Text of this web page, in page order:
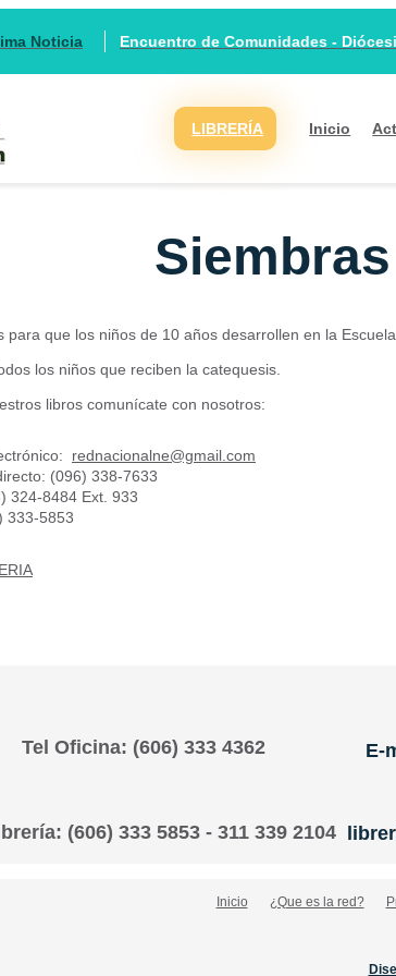
Noticia Encuentro de Comunidades -
LIBRERÍA Inicio
para que los niños de 10 años desarrollen en la
los niños que reciben la catequesis.
libros comunícate con nosotros:
rednacionalne@gmail.com
(096) 338-7633
324-8484 Ext. 933
333-5853
Tel Oficina: (606) 333 4362
(606) 333 5853 - 311 339 2104
E-
Inicio ¿Que es la red?